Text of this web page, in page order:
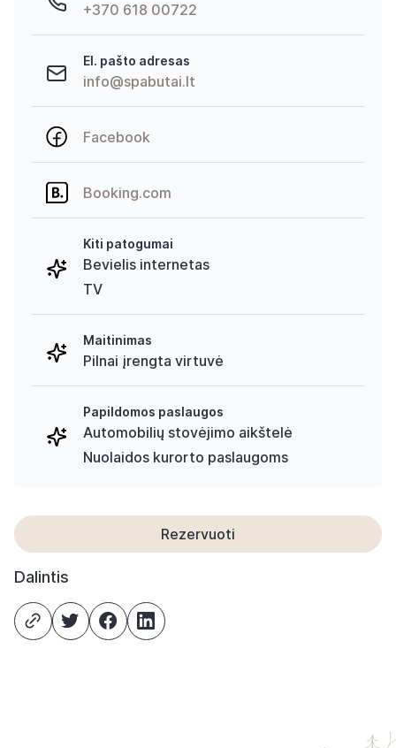
+370 618 00722
El. pašto adresas
info@spabutai.lt
Facebook
Booking.com
Kiti patogumai
Bevielis internetas
TV
Maitinimas
Pilnai įrengta virtuvė
Papildomos paslaugos
Automobilių stovėjimo aikštelė
Nuolaidos kurorto paslaugoms
Rezervuoti
Dalintis